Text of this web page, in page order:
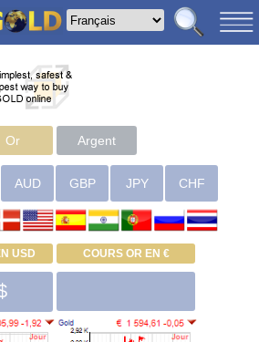
Or Argent
AUD GBP JPY CHF
USD COURS OR EN €